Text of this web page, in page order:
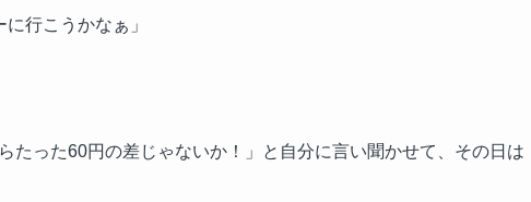
行こうかなぁ」
たった60円の差じゃないか！」と自分に言い聞かせて、その日は